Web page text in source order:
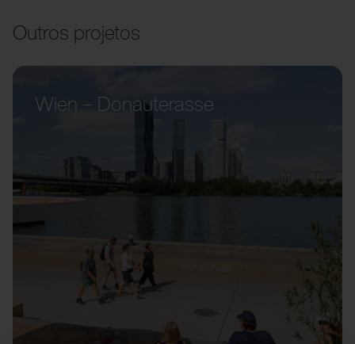
Outros projetos
Wien – Donauterasse